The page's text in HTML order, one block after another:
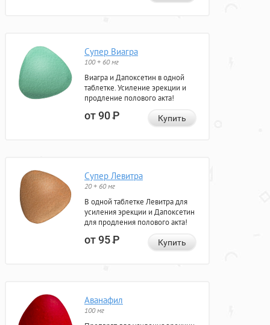
Супер Виагра
100 + 60 мг
Виагра и Дапоксетин в одной
таблетке. Усиление эрекции и
продление полового акта!
от 90Р Купить
Супер Левитра
20 + 60 мг
В одной таблетке Левитра для
усиления эрекции и Дапоксетин
для продления полового акта!
от 95Р Купить
Аванафил
100 мг